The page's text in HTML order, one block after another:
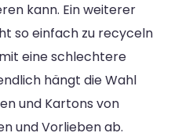
kann. Ein weiterer
so einfach zu recyceln
eine schlechtere
hängt die Wahl
und Kartons von
und Vorlieben ab.